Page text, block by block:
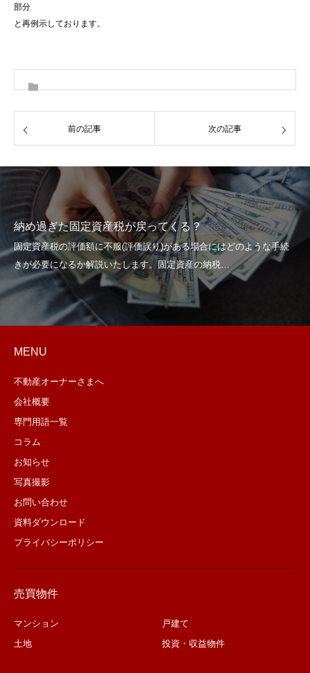
部分
と再例示しております。
前の記事 次の記事
納め過ぎた固定資産税が戻ってくる？
MENU
不動産オーナーさまへ
会社概要
専門用語一覧
コラム
お知らせ
写真撮影
お問い合わせ
資料ダウンロード
プライバシーポリシー
売買物件
マンション
戸建て
土地
投資・収益物件